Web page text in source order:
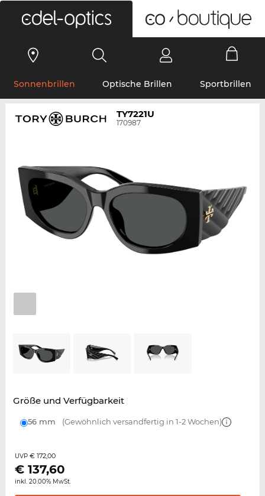
Sonnenbrillen Optische Brillen Sportbrillen
TY7221U
170987
Größe und Verfügbarkeit
56 mm (Gewöhnlich versandfertig in 1-2 Wochen)
UVP € 172,00
€ 137,60
inkl. 20.00% MwSt.